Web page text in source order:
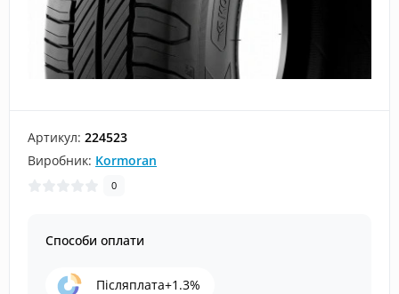
Артикул: 224523
Виробник: Kormoran
0
Способи оплати
Післяплата+1.3%